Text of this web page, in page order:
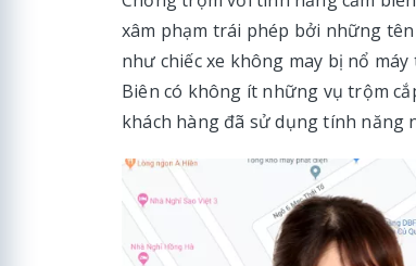
xâm phạm trái phép bởi những
như chiếc xe không may bị nổ
Biên có không ít những vụ trộm
khách hàng đã sử dụng tính năng